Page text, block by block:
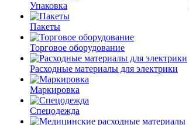
Упаковка
Пакеты
Торговое оборудование
Расходные материалы для электрики
Маркировка
Спецодежда